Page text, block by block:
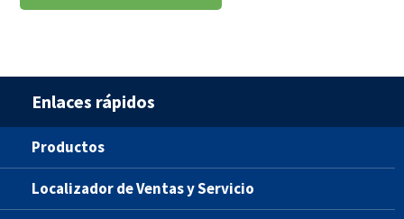
Enlaces rápidos
Productos
Localizador de Ventas y Servicio